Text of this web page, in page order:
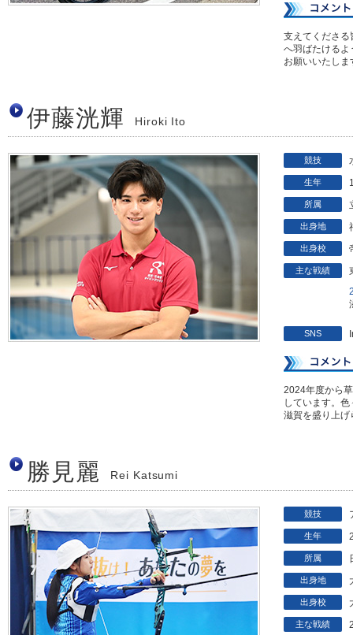
支えてくださる
へ羽ばたけるよ
お願いいたしま
伊藤洸輝 Hiroki Ito
競技
生年
所属
出身地
出身校
主な戦績
SNS
2024年度から
しています。
滋賀を盛り上げ
勝見麗 Rei Katsumi
競技
生年
所属
出身地
出身校
主な戦績